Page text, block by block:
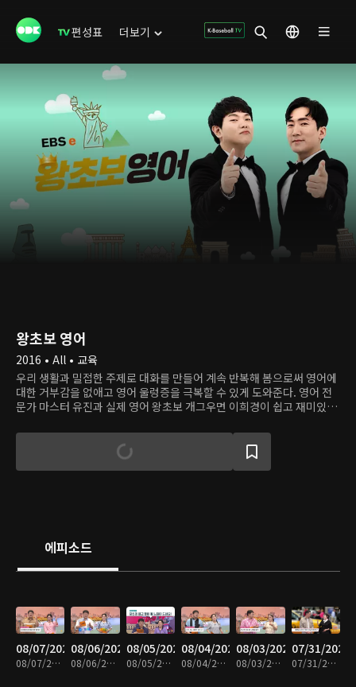
편성표 더보기
왕초보 영어
2016 • All • 교육
우리 생활과 밀접한 주제로 대화를 만들어 계속 반복해 봄으로써 영어에
대한 거부감을 없애고 영어 울렁증을 극복할 수 있게 도와준다. 영어 전
문가 마스터 유진과 실제 영어 왕초보 개그우면 이희경이 쉽고 재미있게
에피소드
08/07/2026
08/07/2026 • 30분
08/06/2026
08/06/2026 • 30분
08/05/2026
08/05/2026 • 29분
08/04/2026
08/04/2026 • 30분
08/03/2026
08/03/2026 • 30분
07/31/2026
07/31/2026 • 30분